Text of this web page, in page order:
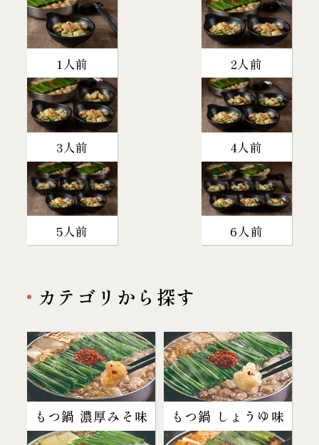
1人前 2人前
3人前 4人前
5人前 6人前
カテゴリから探す
もつ鍋 濃厚みそ味 もつ鍋 しょうゆ味